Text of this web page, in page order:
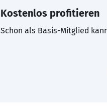
Kostenlos profitieren
Schon als Basis-Mitglied